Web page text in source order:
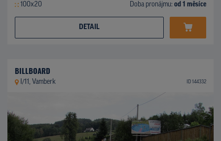
100x20 Doba pronájmu: od 1 měsíce
DETAIL
BILLBOARD
I/11, Vamberk ID 144332